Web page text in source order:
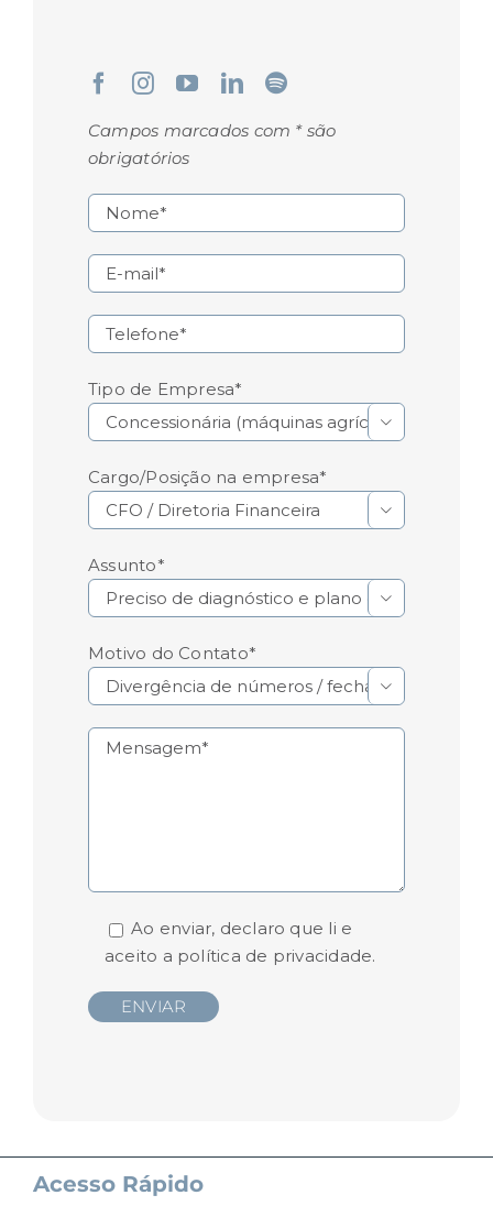
Campos marcados com * são
obrigatórios
Tipo de Empresa*

Cargo/Posição na empresa*

Assunto*

Motivo do Contato*

Ao enviar, declaro que li e
aceito a política de privacidade.
Acesso Rápido